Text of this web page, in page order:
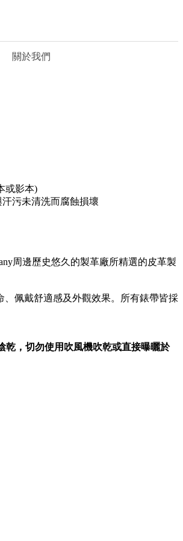
關於我們
或影本)
污未清洗而腐蝕損壞
周邊歷史悠久的製革廠所精選的皮革製
佩戴舒適感及外觀效果。所有錶帶皆採
乾，切勿使用吹風機吹乾或直接曝曬於